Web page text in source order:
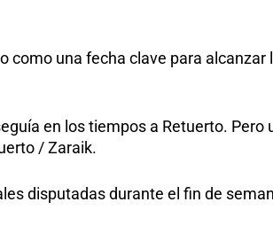
como una fecha clave para alcanzar
en los tiempos a Retuerto. Pero
/ Zaraik.
disputadas durante el fin de